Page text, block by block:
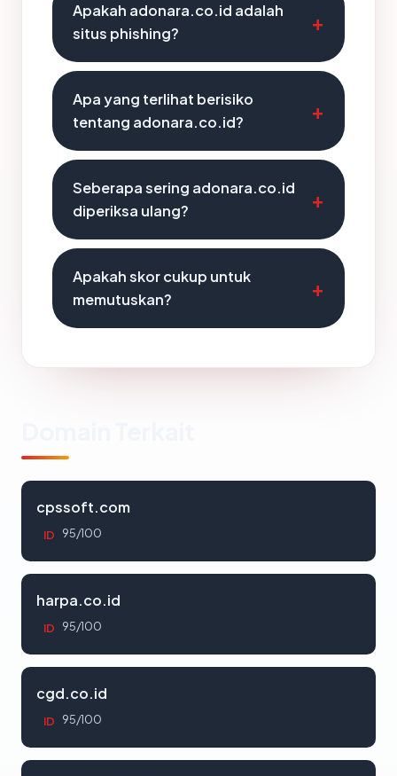
Apakah adonara.co.id adalah
situs phishing?
Apa yang terlihat berisiko
tentang adonara.co.id?
Seberapa sering adonara.co.id
diperiksa ulang?
Apakah skor cukup untuk
memutuskan?
cpssoft.com
ID 95/100
harpa.co.id
ID 95/100
cgd.co.id
ID 95/100